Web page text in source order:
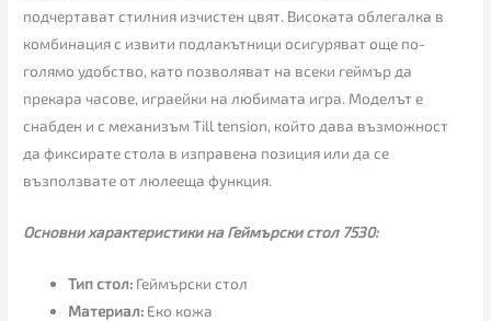
подчертават стилния изчистен цвят. Високата облегалка в
комбинация с извити подлакътници осигуряват още по-
голямо удобство, като позволяват на всеки геймър да
прекара часове, играейки на любимата игра. Моделът е
снабден и с механизъм Till tension, който дава възможност
да фиксирате стола в изправена позиция или да се
възползвате от люлееща функция.
Основни характеристики на Геймърски стол 7530:
Тип стол: Геймърски стол
Материал: Еко кожа